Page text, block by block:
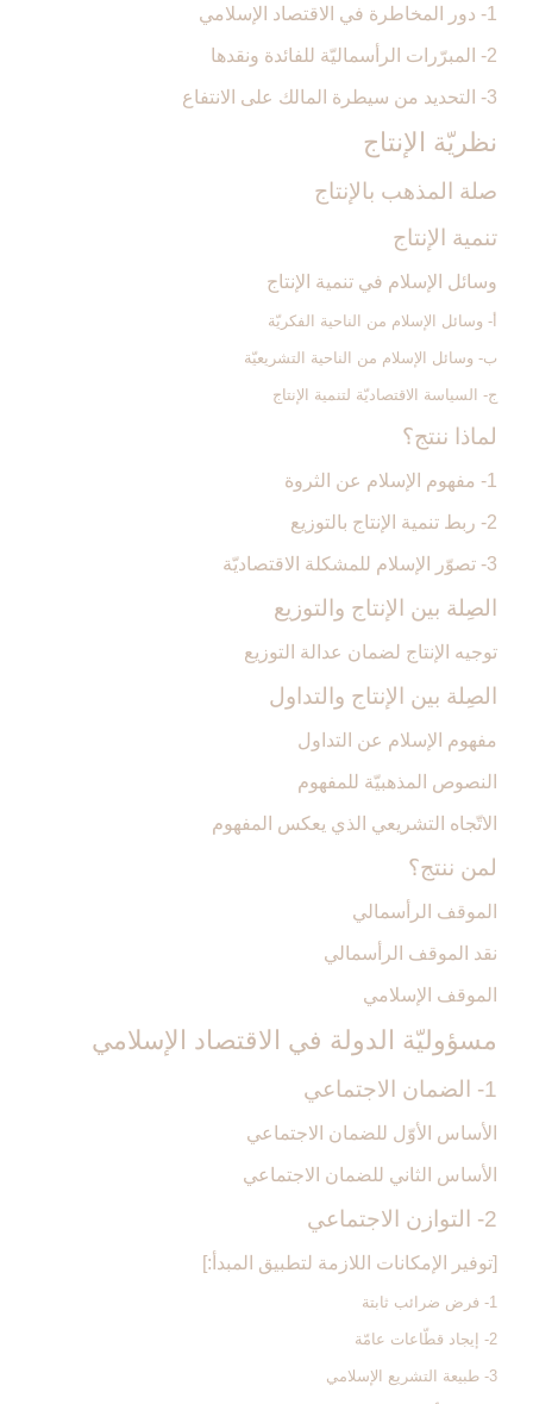
1- دور المخاطرة في الاقتصاد الإسلامي
2- المبرّرات الرأسماليّة للفائدة ونقدها
3- التحديد من سيطرة المالك على الانتفاع
نظريّة الإنتاج‏
صلة المذهب بالإنتاج‏
تنمية الإنتاج‏
وسائل الإسلام في تنمية الإنتاج‏
أ- وسائل الإسلام من الناحية الفكريّة
ب- وسائل الإسلام من الناحية التشريعيّة
ج- السياسة الاقتصاديّة لتنمية الإنتاج
لماذا ننتج؟
1- مفهوم الإسلام عن الثروة
2- ربط تنمية الإنتاج بالتوزيع
3- تصوّر الإسلام للمشكلة الاقتصاديّة
الصِلة بين الإنتاج والتوزيع‏
توجيه الإنتاج لضمان عدالة التوزيع
الصِلة بين الإنتاج والتداول‏
مفهوم الإسلام عن التداول
النصوص المذهبيّة للمفهوم
الاتّجاه التشريعي الذي يعكس المفهوم
لمن ننتج؟
الموقف الرأسمالي
نقد الموقف الرأسمالي
الموقف الإسلامي
مسؤوليّة الدولة في الاقتصاد الإسلامي‏
1- الضمان الاجتماعي‏
الأساس الأوّل للضمان الاجتماعي
الأساس الثاني للضمان الاجتماعي
2- التوازن الاجتماعي‏
[توفير الإمكانات اللازمة لتطبيق المبدأ:]
1- فرض ضرائب ثابتة
2- إيجاد قطّاعات عامّة
3- طبيعة التشريع الإسلامي